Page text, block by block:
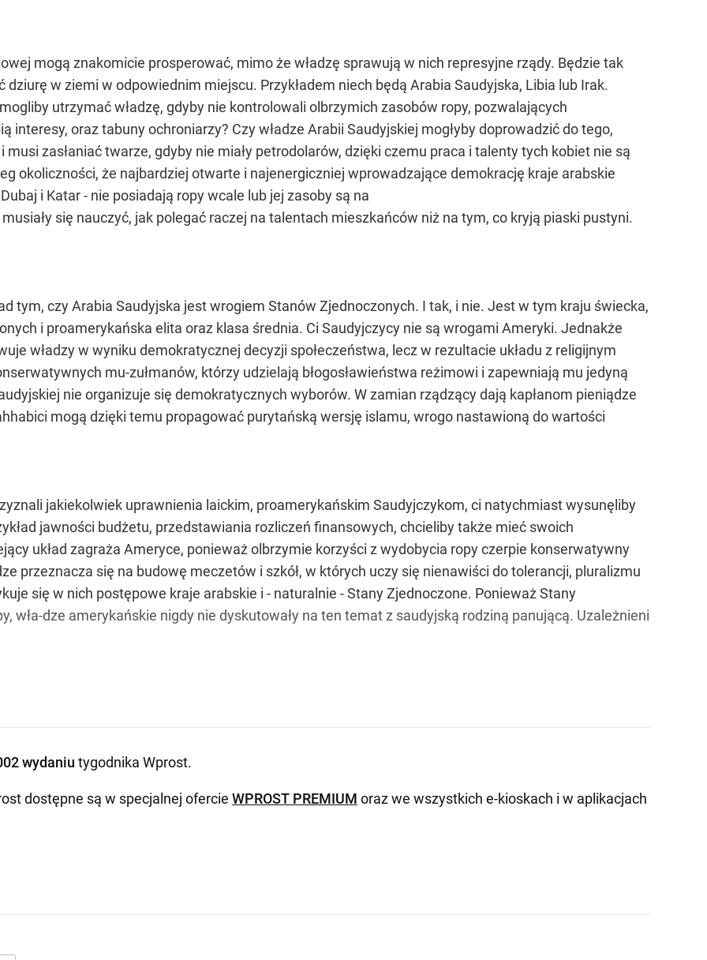
mogą znakomicie prosperować, mimo że władzę sprawują w nich represyjne rządy. Będzie tak
w ziemi w odpowiednim miejscu. Przykładem niech będą Arabia Saudyjska, Libia lub Irak.
utrzymać władzę, gdyby nie kontrolowali olbrzymich zasobów ropy, pozwalających
interesy, oraz tabuny ochroniarzy? Czy władze Arabii Saudyjskiej mogłyby doprowadzić do tego,
zasłaniać twarze, gdyby nie miały petrodolarów, dzięki czemu praca i talenty tych kobiet nie są
okoliczności, że najbardziej otwarte i najenergiczniej wprowadzające demokrację kraje arabskie
i Katar - nie posiadają ropy wcale lub jej zasoby są na
się nauczyć, jak polegać raczej na talentach mieszkańców niż na tym, co kryją piaski pustyni.
tym, czy Arabia Saudyjska jest wrogiem Stanów Zjednoczonych. I tak, i nie. Jest w tym kraju świecka,
i proamerykańska elita oraz klasa średnia. Ci Saudyjczycy nie są wrogami Ameryki. Jednakże
władzy w wyniku demokratycznej decyzji społeczeństwa, lecz w rezultacie układu z religijnym
mu-zułmanów, którzy udzielają błogosławieństwa reżimowi i zapewniają mu jedyną
nie organizuje się demokratycznych wyborów. W zamian rządzący dają kapłanom pieniądze
mogą dzięki temu propagować purytańską wersję islamu, wrogo nastawioną do wartości
jakiekolwiek uprawnienia laickim, proamerykańskim Saudyjczykom, ci natychmiast wysunęliby
jawności budżetu, przedstawiania rozliczeń finansowych, chcieliby także mieć swoich
układ zagraża Ameryce, ponieważ olbrzymie korzyści z wydobycia ropy czerpie konserwatywny
przeznacza się na budowę meczetów i szkół, w których uczy się nienawiści do tolerancji, pluralizmu
się w nich postępowe kraje arabskie i - naturalnie - Stany Zjednoczone. Ponieważ Stany
wła-dze amerykańskie nigdy nie dyskutowały na ten temat z saudyjską rodziną panującą. Uzależnieni
wydaniu tygodnika Wprost.
dostępne są w specjalnej ofercie WPROST PREMIUM oraz we wszystkich e-kioskach i w aplikacjach